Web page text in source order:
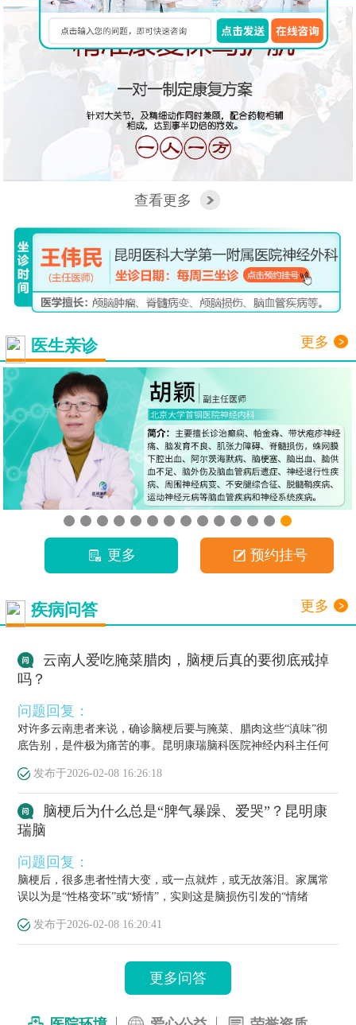
查看更多
医生亲诊 更多
更多 预约挂号
疾病问答 更多
云南人爱吃腌菜腊肉，脑梗后真的要彻底戒掉
吗？
问题回复：
对许多云南患者来说，确诊脑梗后要与腌菜、腊肉这些“滇味”彻
底告别，是件极为痛苦的事。昆明康瑞脑科医院神经内科主任何
发布于2026-02-08 16:26:18
脑梗后为什么总是“脾气暴躁、爱哭”？昆明康
瑞脑
问题回复：
脑梗后，很多患者性情大变，或一点就炸，或无故落泪。家属常
误以为是“性格变坏”或“矫情”，实则这是脑损伤引发的“情绪
发布于2026-02-08 16:20:41
更多问答